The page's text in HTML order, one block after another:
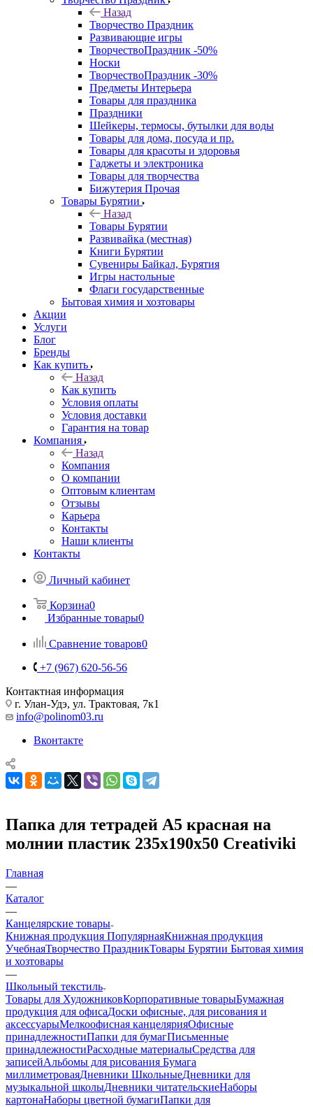
Назад
Творчество Праздник
Развивающие игры
ТворчествоПраздник -50%
Носки
ТворчествоПраздник -30%
Предметы Интерьера
Товары для праздника
Праздники
Шейкеры, термосы, бутылки для воды
Товары для дома, посуда и пр.
Товары для красоты и здоровья
Гаджеты и электроника
Товары для творчества
Бижутерия Прочая
Товары Бурятии
Назад
Товары Бурятии
Развивайка (местная)
Книги Бурятии
Сувениры Байкал, Бурятия
Игры настольные
Флаги государственные
Бытовая химия и хозтовары
Акции
Услуги
Блог
Бренды
Как купить
Назад
Как купить
Условия оплаты
Условия доставки
Гарантия на товар
Компания
Назад
Компания
О компании
Оптовым клиентам
Отзывы
Карьера
Контакты
Наши клиенты
Контакты
Личный кабинет
Корзина0
Избранные товары0
Сравнение товаров0
+7 (967) 620-56-56
Контактная информация
г. Улан-Удэ, ул. Трактовая, 7к1
info@polinom03.ru
Вконтакте
Папка для тетрадей А5 красная на
молнии пластик 235х190х50 Creativiki
Главная
—
Каталог
—
Канцелярские товары
Книжная продукция ПопулярнаяКнижная продукция
УчебнаяТворчество ПраздникТовары Бурятии Бытовая химия
и хозтовары
—
Школьный текстиль
Товары для ХудожниковКорпоративные товарыБумажная
продукция для офисаДоски офисные, для рисования и
аксессуарыМелкоофисная канцелярияОфисные
принадлежностиПапки для бумагПисьменные
принадлежностиРасходные материалыСредства для
записейАльбомы для рисования Бумага
миллиметроваяДневники ШкольныеДневники для
музыкальной школыДневники читательскиеНаборы
картонаНаборы цветной бумагиПапки для